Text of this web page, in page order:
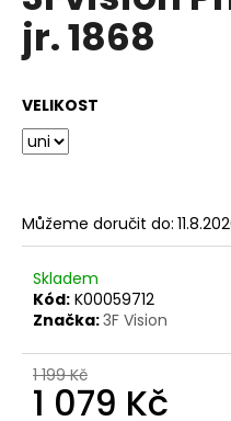
0,0
5
jr. 1868
VELIKOST
Můžeme doručit do:
Skladem
Kód: K00059712
Značka:3F Vision
1 199 Kč
1 079 Kč
a
j
t
?
D
o
p